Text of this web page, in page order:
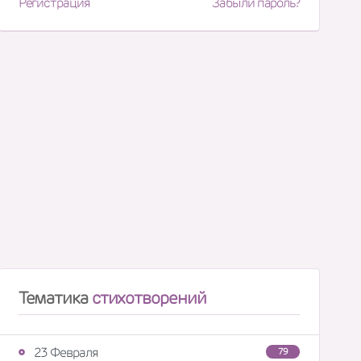
Тематикастихотворений
79
23 Февраля